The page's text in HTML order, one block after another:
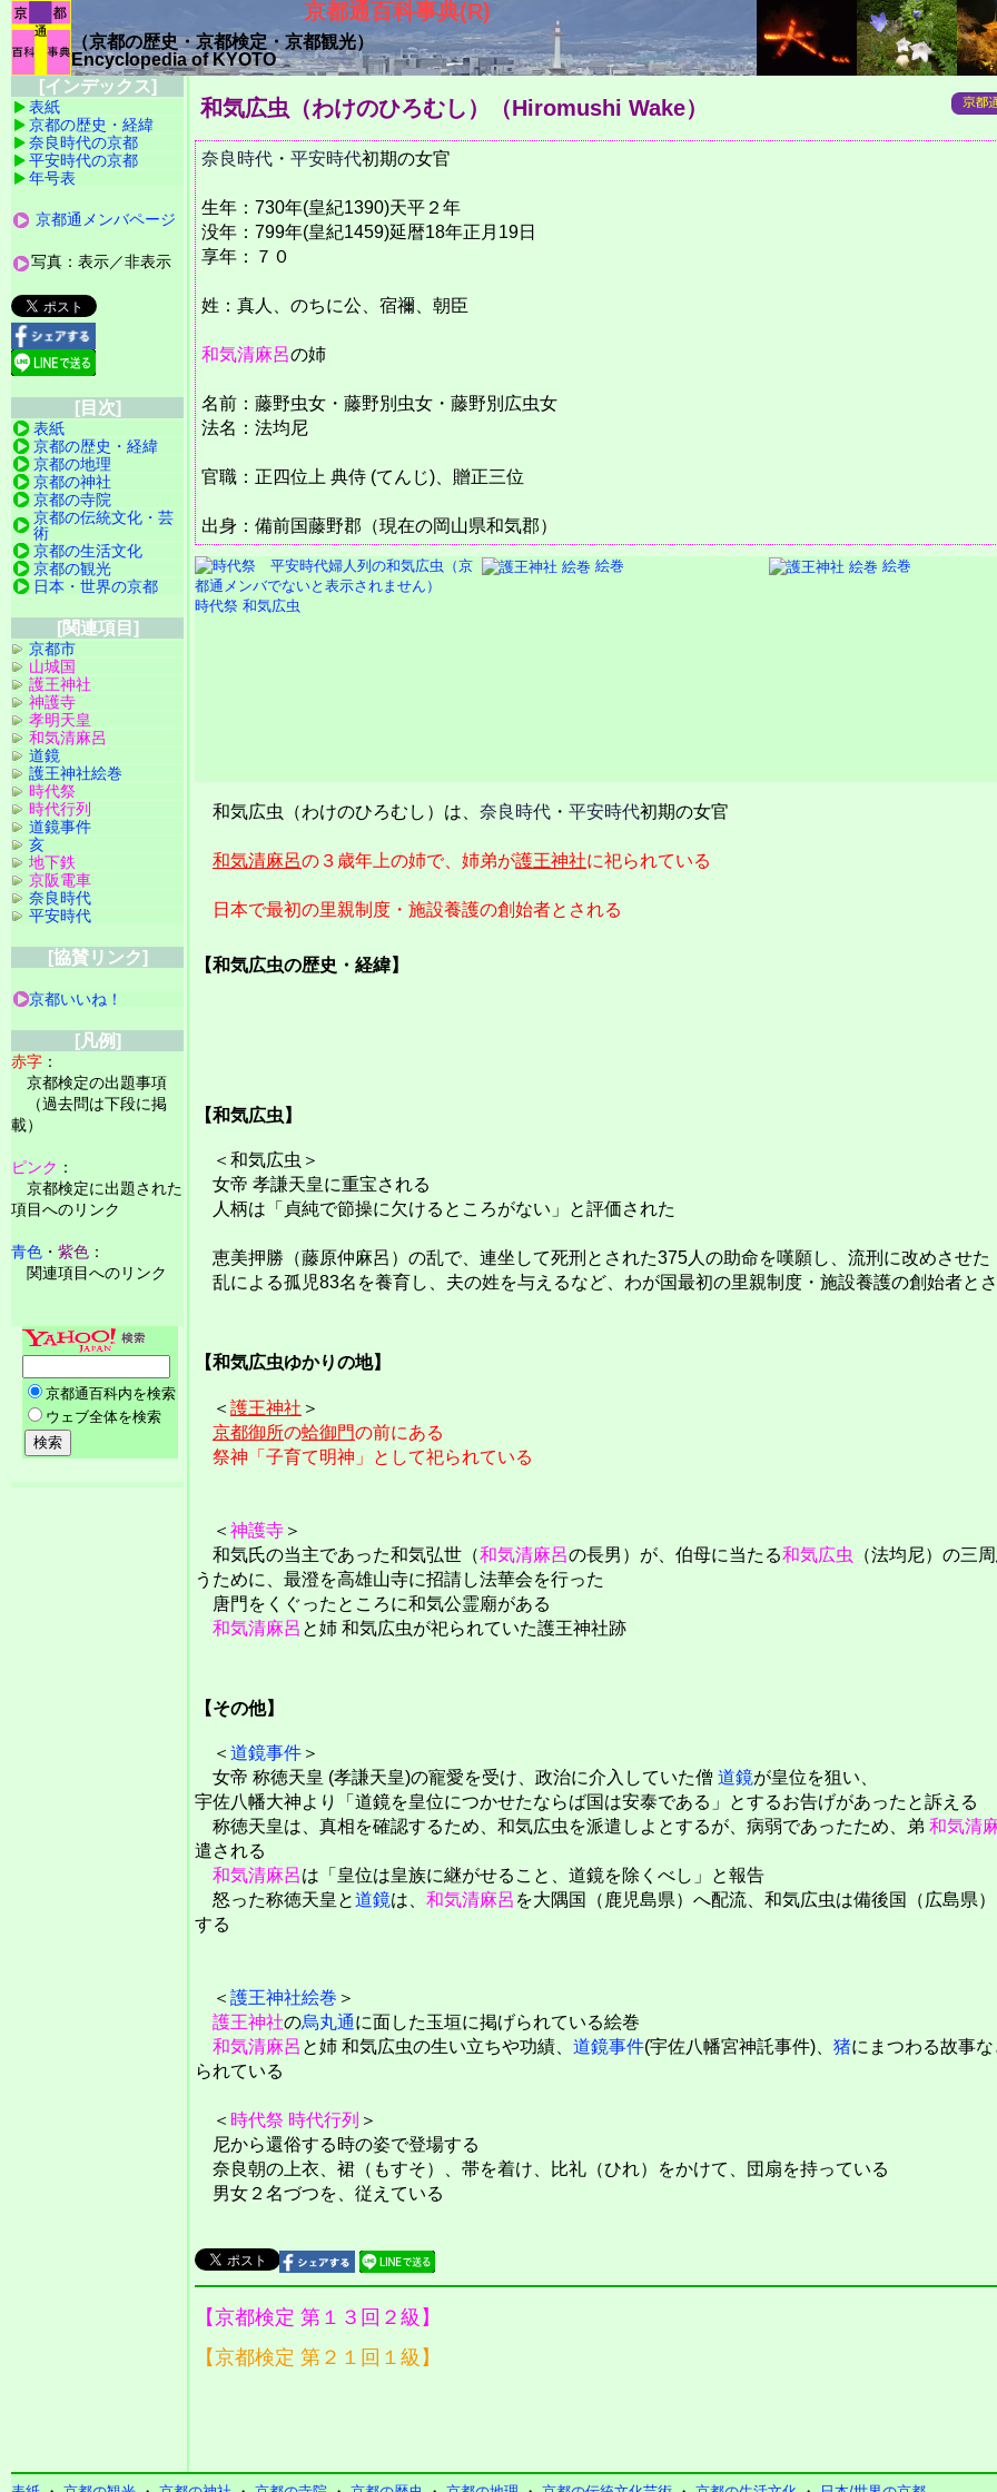
京都通百科事典(R)
（京都の歴史・京都検定・京都観光）
Encyclopedia of KYOTO
和気広虫（わけのひろむし） （Hiromushi Wake）
奈良時代 ・ 平安時代初期の女官
生年：730年(皇紀1390)天平２年
没年：799年(皇紀1459)延暦18年正月19日
享年：７０
姓：真人、のちに公、宿禰、朝臣
和気清麻呂の姉
名前：藤野虫女・藤野別虫女・藤野別広虫女
法名：法均尼
官職：正四位上 典侍 (てんじ)、贈正三位
出身：備前国藤野郡（現在の岡山県和気郡）
時代祭 和気広虫
絵巻 絵巻
和気広虫（わけのひろむし）は、 奈良時代 ・ 平安時代初期の女官
和気清麻呂の３歳年上の姉で、姉弟が護王神社に祀られている
日本で最初の里親制度・施設養護の創始者とされる
【和気広虫の歴史・経緯】
【和気広虫】
＜和気広虫＞
女帝 孝謙天皇に重宝される
人柄は「貞純で節操に欠けるところがない」と評価された
恵美押勝（藤原仲麻呂）の乱で、連坐して死刑とされた375人の助命を嘆願し、流刑に改めさせた
乱による孤児83名を養育し、夫の姓を与えるなど、わが国最初の里親制度・施設養護の創始者と
【和気広虫ゆかりの地】
＜ 護王神社 ＞
京都御所の蛤御門の前にある
祭神「子育て明神」として祀られている
＜ 神護寺 ＞
和気氏の当主であった和気弘世（和気清麻呂の長男）が、伯母に当たる和気広虫
（法均尼）の三
うために、最澄を高雄山寺に招請し法華会を行った
唐門をくぐったところに和気公霊廟がある
和気清麻呂 と姉 和気広虫が祀られていた護王神社跡
【その他】
＜ 道鏡事件 ＞
女帝 称徳天皇 (孝謙天皇)の寵愛を受け、政治に介入していた僧 道鏡が皇位を狙い、
宇佐八幡大神より「道鏡を皇位につかせたならば国は安泰である」とするお告げがあったと訴える
称徳天皇は、真相を確認するため、和気広虫を派遣しよとするが、病弱であったため、弟 和気清
遣される
和気清麻呂は「皇位は皇族に継がせること、道鏡を除くべし」と報告
怒った称徳天皇と道鏡は、 和気清麻呂 を大隅国（鹿児島県）へ配流、和気広虫は備後国（広島県
する
＜ 護王神社絵巻 ＞
護王神社の烏丸通に面した玉垣に掲げられている絵巻
和気清麻呂 と姉 和気広虫の生い立ちや功績、 道鏡事件(宇佐八幡宮神託事件)、 猪にまつわる故事
られている
＜ 時代祭 時代行列 ＞
尼から還俗する時の姿で登場する
奈良朝の上衣、裙（もすそ）、帯を着け、比礼（ひれ）をかけて、団扇を持っている
男女２名づつを、従えている
【京都検定 第１３回２級】
【京都検定 第２１回１級】
[インデックス]
表紙
京都の歴史・経緯
奈良時代の京都
平安時代の京都
年号表
京都通メンバページ
写真：表示／非表示
[目次]
表紙
京都の歴史・経緯
京都の地理
京都の神社
京都の寺院
京都の伝統文化・芸
術
京都の生活文化
京都の観光
日本・世界の京都
[関連項目]
京都市
山城国
護王神社
神護寺
孝明天皇
和気清麻呂
道鏡
護王神社絵巻
時代祭
時代行列
道鏡事件
亥
地下鉄
京阪電車
奈良時代
平安時代
[協賛リンク]
京都いいね！
[凡例]
赤字 ：
京都検定の出題事項
（過去問は下段に掲
載）
ピンク ：
京都検定に出題された
項目へのリンク
青色 ・ 紫色 ：
関連項目へのリンク